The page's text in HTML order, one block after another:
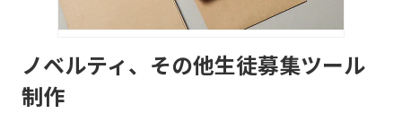
ノベルティ、その他生徒募集ツール
制作